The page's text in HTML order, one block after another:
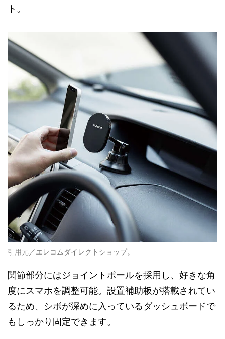
ト。
引用元／エレコムダイレクトショップ。
関節部分にはジョイントポールを採用し、好きな角
度にスマホを調整可能。設置補助板が搭載されてい
るため、シボが深めに入っているダッシュボードで
もしっかり固定できます。